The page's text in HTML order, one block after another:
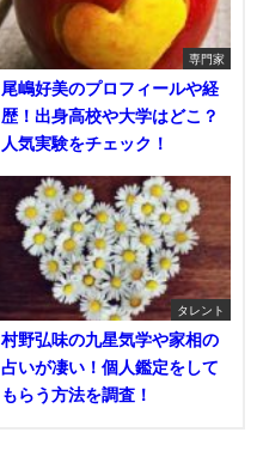
専門家
尾嶋好美のプロフィールや経
歴！出身高校や大学はどこ？
人気実験をチェック！
タレント
村野弘味の九星気学や家相の
占いが凄い！個人鑑定をして
もらう方法を調査！